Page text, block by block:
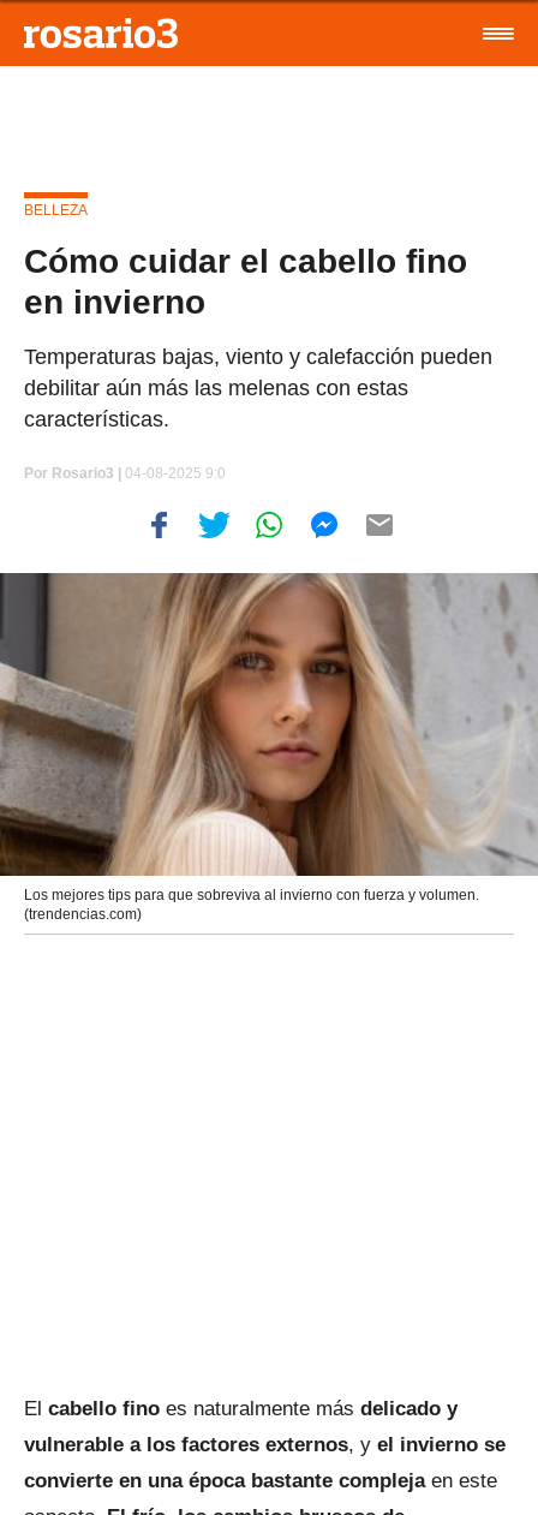
BELLEZA
Cómo cuidar el cabello fino
en invierno
Temperaturas bajas, viento y calefacción pueden
debilitar aún más las melenas con estas
características.
Por Rosario3 | 04-08-2025 9:0
Los mejores tips para que sobreviva al invierno con fuerza y volumen.
(trendencias.com)
El cabello fino es naturalmente más delicado y
vulnerable a los factores externos, y el invierno se
convierte en una época bastante compleja en este